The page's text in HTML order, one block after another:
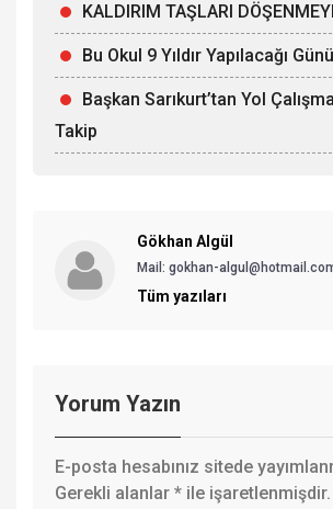
KALDIRIM TAŞLARI
Bu Okul 9 Yıldır Yapılacağı
Başkan Sarıkurt’tan Yol
Takip
Gökhan Algül
Mail: gokhan-
Tüm yazıları
Yorum Yazın
E-posta hesabınız sitede
Gerekli alanlar * ile işaretlenmişdir.